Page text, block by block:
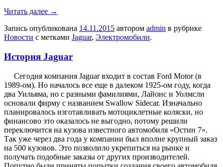
Читать далее →
Запись опубликована 14.11.2015 автором admin в рубрике
Новости с метками Jaguar, Электромобили.
История Jaguar
Сегодня компания Jaguar входит в состав Ford Motor (в
1989-ом). Но началось все еще в далеком 1925-ом году, когда
два Уильяма, но с разными фамилиями, Лайонс и Уолмсли
основали фирму с названием Swallow Sidecar. Изначально
планировалось изготавливать мотоциклетные коляски, но
финансово это оказалось не выгодно, потому решили
переключится на кузова известного автомобиля «Остин 7».
Так уже через два года у компании был вполне крупный заказ
на 500 кузовов. Это позволило укрепиться на рынке и
получать подобные заказы от других производителей.